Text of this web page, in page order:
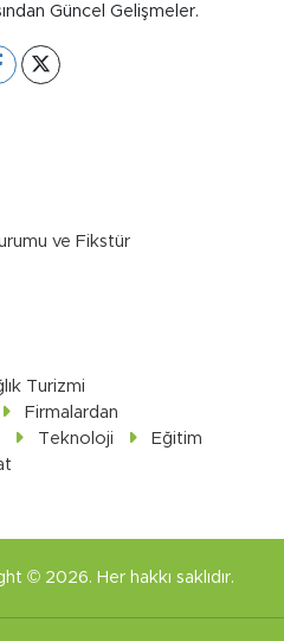
Güncel Gelişmeler.
ve Fikstür
Turizmi
Firmalardan
Teknoloji
Eğitim
© 2026. Her hakkı saklıdır.